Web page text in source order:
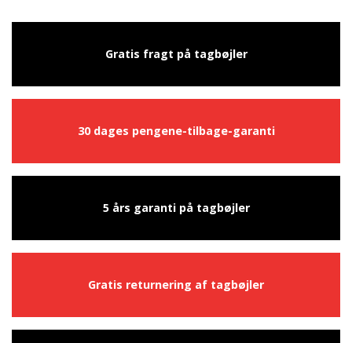
Gratis fragt på tagbøjler
30 dages pengene-tilbage-garanti
5 års garanti på tagbøjler
Gratis returnering af tagbøjler